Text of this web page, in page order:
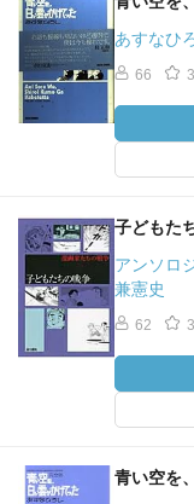
あすなひ
66
子どもた
アンソロ
兼憲史
62
青い空を